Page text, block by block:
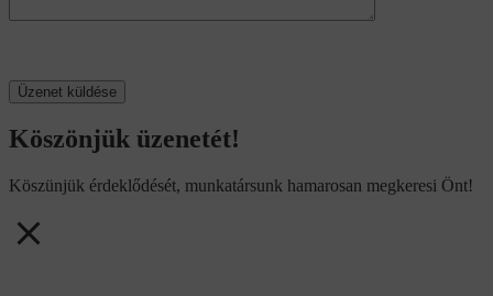
Köszönjük üzenetét!
Köszünjük érdeklődését, munkatársunk hamarosan megkeresi Önt!